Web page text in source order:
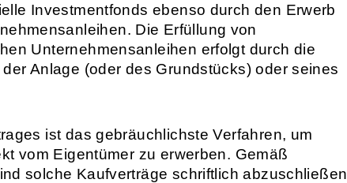
Investmentfonds ebenso durch den Erwerb
Die Erfüllung von
Unternehmensanleihen erfolgt durch die
Anlage (oder des Grundstücks) oder seines
ist das gebräuchlichste Verfahren, um
vom Eigentümer zu erwerben. Gemäß
solche Kaufverträge schriftlich abzuschließen